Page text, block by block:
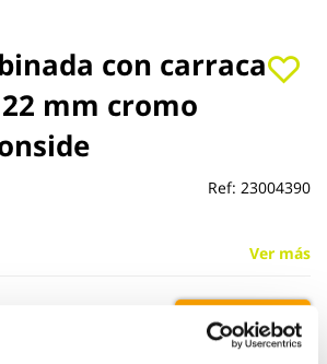
con carraca
mm cromo
Ref: 23004390
Ver más
15,15 €